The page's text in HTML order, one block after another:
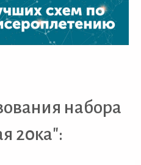
набора
20ка":